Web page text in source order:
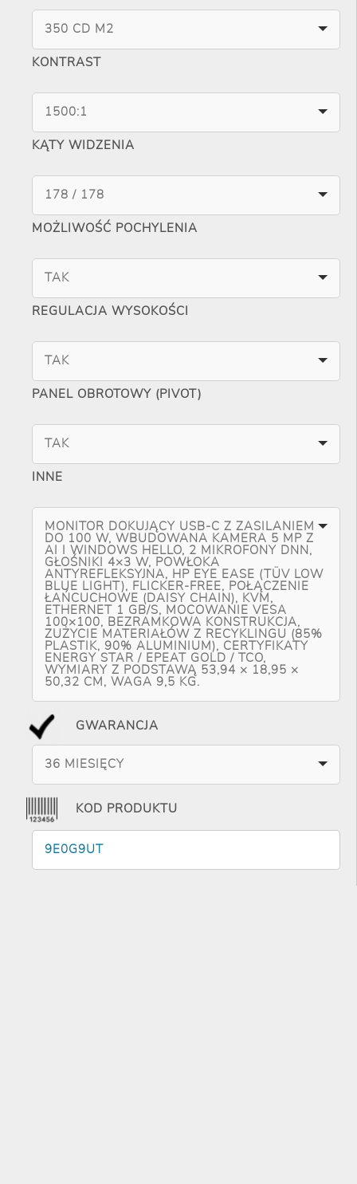
350 CD M2
KONTRAST
1500:1
KĄTY WIDZENIA
178 / 178
MOŻLIWOŚĆ POCHYLENIA
TAK
REGULACJA WYSOKOŚCI
TAK
PANEL OBROTOWY (PIVOT)
TAK
INNE
MONITOR DOKUJĄCY USB-C Z ZASILANIEM
DO 100 W, WBUDOWANA KAMERA 5 MP Z
AI I WINDOWS HELLO, 2 MIKROFONY DNN,
GŁOŚNIKI 4×3 W, POWŁOKA
ANTYREFLEKSYJNA, HP EYE EASE (TÜV LOW
BLUE LIGHT), FLICKER-FREE, POŁĄCZENIE
ŁAŃCUCHOWE (DAISY CHAIN), KVM,
ETHERNET 1 GB/S, MOCOWANIE VESA
100×100, BEZRAMKOWA KONSTRUKCJA,
ZUŻYCIE MATERIAŁÓW Z RECYKLINGU (85%
PLASTIK, 90% ALUMINIUM), CERTYFIKATY
ENERGY STAR / EPEAT GOLD / TCO,
WYMIARY Z PODSTAWĄ 53,94 × 18,95 ×
50,32 CM, WAGA 9,5 KG.
GWARANCJA
36 MIESIĘCY
KOD PRODUKTU
9E0G9UT